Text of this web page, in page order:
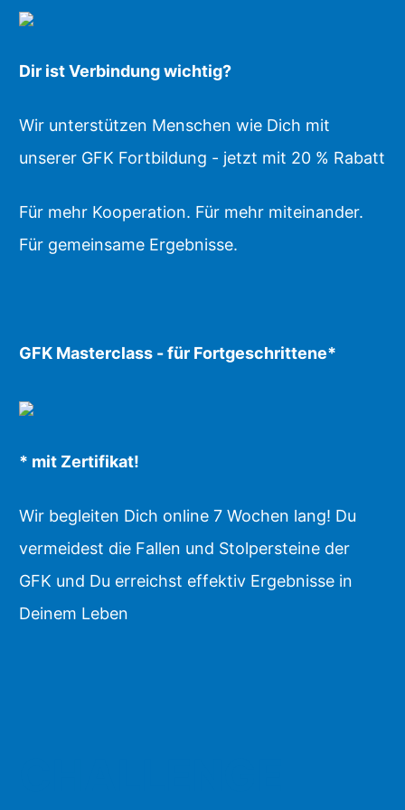
Dir ist Verbindung wichtig?
Wir unterstützen Menschen wie Dich mit
unserer GFK Fortbildung - jetzt mit 20 % Rabatt
Für mehr Kooperation. Für mehr miteinander.
Für gemeinsame Ergebnisse.
GFK Masterclass - für Fortgeschrittene*
* mit Zertifikat!
Wir begleiten Dich online 7 Wochen lang! Du
vermeidest die Fallen und Stolpersteine der
GFK und Du erreichst effektiv Ergebnisse in
Deinem Leben